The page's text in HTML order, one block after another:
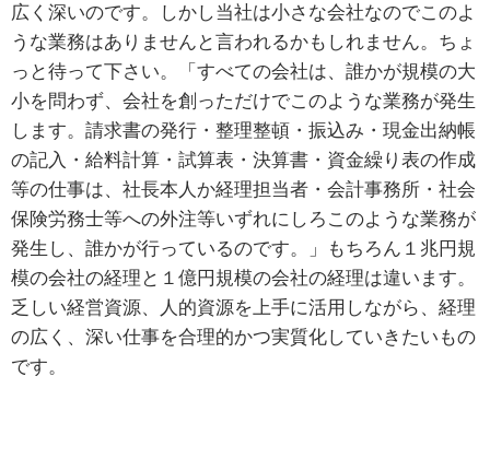
広く深いのです。しかし当社は小さな会社なのでこのよ
うな業務はありませんと言われるかもしれません。ちょ
っと待って下さい。「すべての会社は、誰かが規模の大
小を問わず、会社を創っただけでこのような業務が発生
します。請求書の発行・整理整頓・振込み・現金出納帳
の記入・給料計算・試算表・決算書・資金繰り表の作成
等の仕事は、社長本人か経理担当者・会計事務所・社会
保険労務士等への外注等いずれにしろこのような業務が
発生し、誰かが行っているのです。」もちろん１兆円規
模の会社の経理と１億円規模の会社の経理は違います。
乏しい経営資源、人的資源を上手に活用しながら、経理
の広く、深い仕事を合理的かつ実質化していきたいもの
です。